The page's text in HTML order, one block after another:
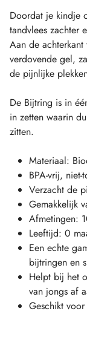
Doordat je kindje
tandvlees zachter
Aan de
verdovende gel,
de pijnlijke
De Bijtring is in
in zetten waarin
zitten.
Materiaal:
BPA-vrij,
Verzacht de
Gemakkelijk
Afmetingen:
Leeftijd: 0
Een echte
bijtringen en
Helpt bij het
van jongs af
Geschikt